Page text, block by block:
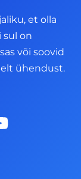
et olla
sul on
või soovid
ühendust.